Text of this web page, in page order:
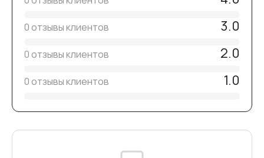
0 отзывы клиентов 3.0
0 отзывы клиентов 2.0
0 отзывы клиентов 1.0